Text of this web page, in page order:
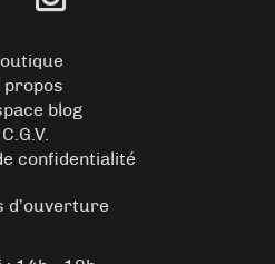
propos
blog
C.G.V.
confidentialité
d’ouverture